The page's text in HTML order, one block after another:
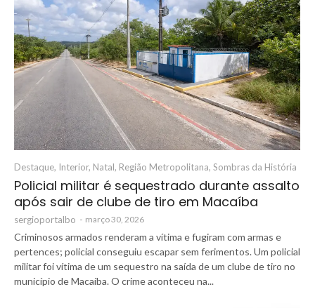
Destaque, Interior, Natal, Região Metropolitana, Sombras da História
Policial militar é sequestrado durante assalto
após sair de clube de tiro em Macaíba
sergioportalbo - março 30, 2026
Criminosos armados renderam a vítima e fugiram com armas e
pertences; policial conseguiu escapar sem ferimentos. Um policial
militar foi vítima de um sequestro na saída de um clube de tiro no
município de Macaíba. O crime aconteceu na...